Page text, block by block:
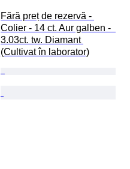
Fără preț de rezervă -
Colier - 14 ct. Aur galben -
3.03ct. tw. Diamant
(Cultivat în laborator)